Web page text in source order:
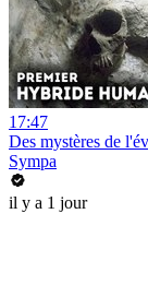
17:47
Des mystères de
Sympa
il y a 1 jour